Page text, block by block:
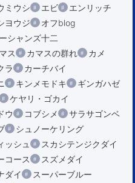
ミウシ エビ
エンリッチ
ヨウジ
オフblog
シャンズ十二
ス カマスの群れ
カメ
ラ
カーチバイ
キンメモドキ
ギンガハゼ
ケヤリ・ゴカイ
ウ コブシメ
サラサゴンベ
シュノーケリング
ッシュ
スカシテンジクダイ
コース
スズメダイ
ダイ
スーパーブルー